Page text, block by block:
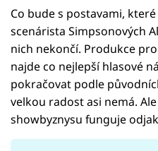
Co bude s postavami,
scenárista Simpsonových
nich nekončí. Produkce
najde co nejlepší hlasové
pokračovat podle
velkou radost asi nemá.
showbyznysu funguje